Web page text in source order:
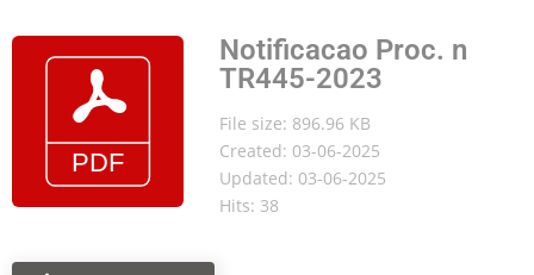
Notificacao Proc. n
TR445-2023
File size: 896.96 KB
Created: 03-06-2025
Updated: 03-06-2025
Hits: 38